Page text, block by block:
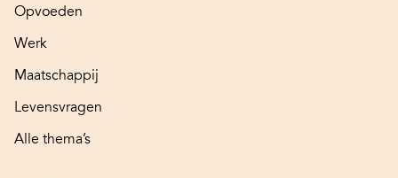
Opvoeden
Werk
Maatschappij
Levensvragen
Alle thema’s